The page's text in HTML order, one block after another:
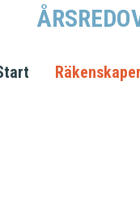
Räkenskaper